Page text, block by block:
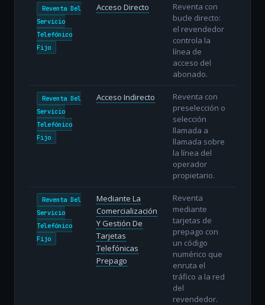
Reventa Del
Servicio
Telefónico
Fijo
Acceso Directo
Reventa con
bucle directo:
el revendedor
controla la
línea de
acceso del
abonado.
Reventa Del
Servicio
Telefónico
Fijo
Acceso Indirecto
Reventa con
preselección o
selección
llamada a
llamada sobre
la línea del
operador
propietario.
Reventa Del
Servicio
Telefónico
Fijo
Mediante La
Comercialización
Y Gestión De
Tarjetas
Telefónicas
Prepago
Reventa
mediante
tarjetas de
prepago con
un código
numérico que
enruta el
tráfico a la red
del
revendedor.